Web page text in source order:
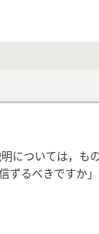
については，も
るべきですか」